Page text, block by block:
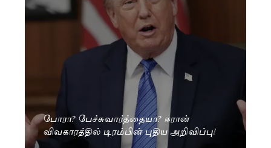
போரா? பேச்சுவார்த்தையா? ஈரான்
விவகாரத்தில் டிரம்பின் புதிய அறிவிப்பு!